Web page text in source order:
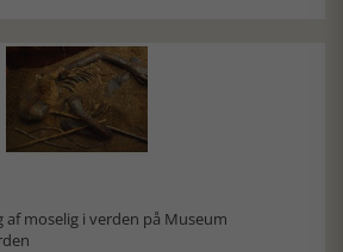
af moselig i verden på Museum